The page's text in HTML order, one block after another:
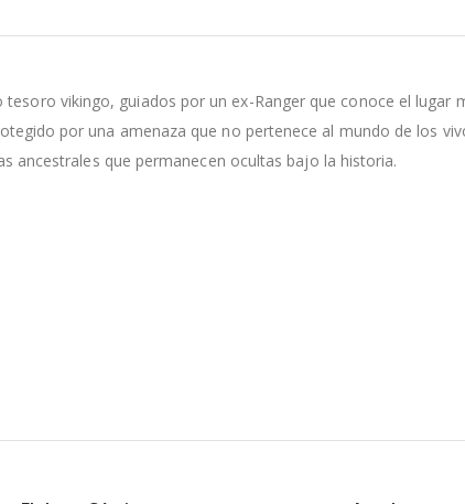
vikingo, guiados por un ex-Ranger que conoce el lugar
por una amenaza que no pertenece al mundo de los
ancestrales que permanecen ocultas bajo la historia.